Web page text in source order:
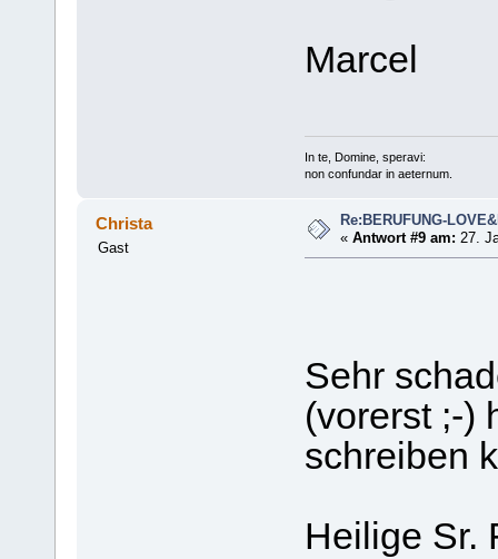
Marcel
In te, Domine, speravi:
non confundar in aeternum.
Christa
Gast
Re:BERUFUNG-
«Antwort #9 am: 27.
Sehr
(vorerst ;-)
schreiben
Heilige Sr.